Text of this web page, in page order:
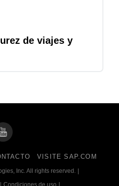
de viajes y
VISITE SAP.COM
Inc. All rights reserved.
Condiciones de uso